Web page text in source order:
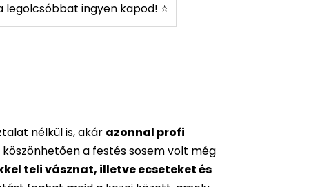
legolcsóbbat ingyen kapod! ⭐
nélkül is, akár azonnal profi
a festés sosem volt még
teli vásznat, illetve ecseteket és